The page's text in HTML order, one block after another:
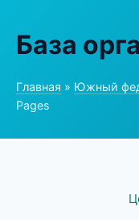
База
Главная » Южный
Pages